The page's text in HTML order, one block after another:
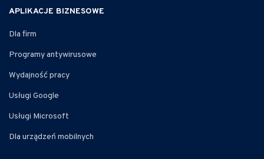
APLIKACJE BIZNESOWE
Dla firm
Programy antywirusowe
Wydajność pracy
Usługi Google
Usługi Microsoft
Dla urządzeń mobilnych